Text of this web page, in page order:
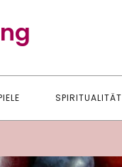
SPIRITUALITÄT